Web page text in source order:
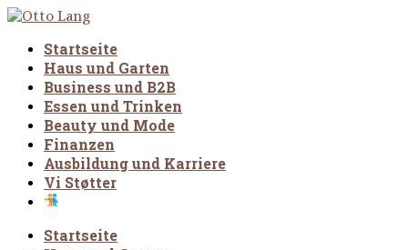
Startseite
Haus und Garten
Business und B2B
Essen und Trinken
Beauty und Mode
Finanzen
Ausbildung und Karriere
Vi Støtter
Startseite